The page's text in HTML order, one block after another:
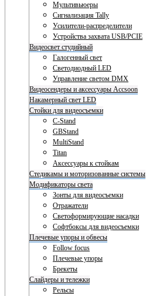
Мультивьюеры
Сигнализация Tally
Усилители-распределители
Устройства захвата USB/PCIE
Видеосвет студийный
Галогенный свет
Светодиодный LED
Управление светом DMX
Видеосендеры и аксессуары Accsoon
Накамерный свет LED
Стойки для видеосъемки
C-Stand
GBStand
MultiStand
Titan
Аксессуары к стойкам
Стедикамы и моторизованные системы
Модификаторы света
Зонты для видеосъемки
Отражатели
Светоформирующие насадки
Софтбоксы для видеосъемки
Плечевые упоры и обвесы
Follow focus
Плечевые упоры
Брекеты
Слайдеры и тележки
Рельсы